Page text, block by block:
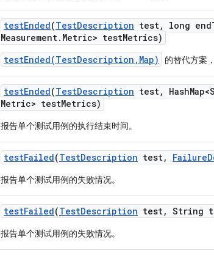
testEnded(TestDescription test, long end
Measurement. Metric> testMetrics)
testEnded(TestDescription,Map)
的替代方案
testEnded(TestDescription test, Hash
Metric> testMetrics)
报告单个测试用例的执行结束时间。
testFailed(TestDescription test, Failure
报告单个测试用例的失败情况。
testFailed(TestDescription test, String
报告单个测试用例的失败情况。